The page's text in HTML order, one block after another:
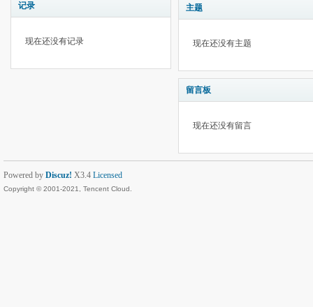
记录
现在还没有记录
主题
现在还没有主题
留言板
现在还没有留言
Powered by Discuz! X3.4 Licensed
Copyright © 2001-2021, Tencent Cloud.